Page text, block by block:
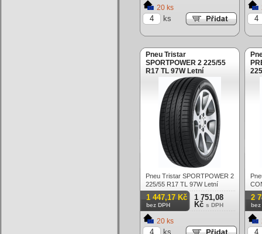
20 ks
ks
Pneu Tristar
SPORTPOWER 2 225/55
R17 TL 97W Letní
Pneu Tristar SPORTPOWER 2
225/55 R17 TL 97W Letní
1 447,17 Kč
bez DPH
1 751,08
Kč s DPH
20 ks
ks
2
bez